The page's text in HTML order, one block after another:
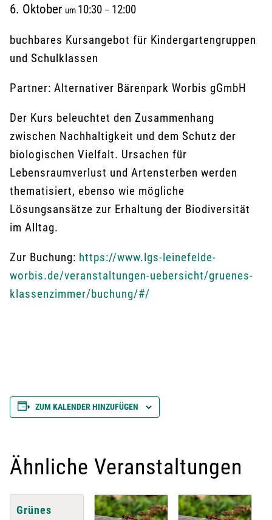
6. Oktober um 10:30 – 12:00
buchbares Kursangebot für Kindergartengruppen
und Schulklassen
Partner: Alternativer Bärenpark Worbis gGmbH
Der Kurs beleuchtet den Zusammenhang
zwischen Nachhaltigkeit und dem Schutz der
biologischen Vielfalt. Ursachen für
Lebensraumverlust und Artensterben werden
thematisiert, ebenso wie mögliche
Lösungsansätze zur Erhaltung der Biodiversität
im Alltag.
Zur Buchung: https://www.lgs-leinefelde-
worbis.de/veranstaltungen-uebersicht/gruenes-
klassenzimmer/buchung/#/
ZUM KALENDER HINZUFÜGEN
Ähnliche Veranstaltungen
Grünes